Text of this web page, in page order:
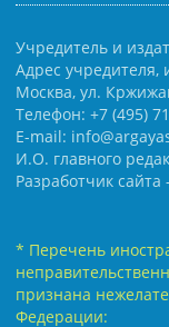
Учредитель и
Адрес учредителя,
Москва, ул.
Телефон: +7 (495)
E-mail:
И.О. главного
Разработчик сайта
* Перечень
признана
Федерации: